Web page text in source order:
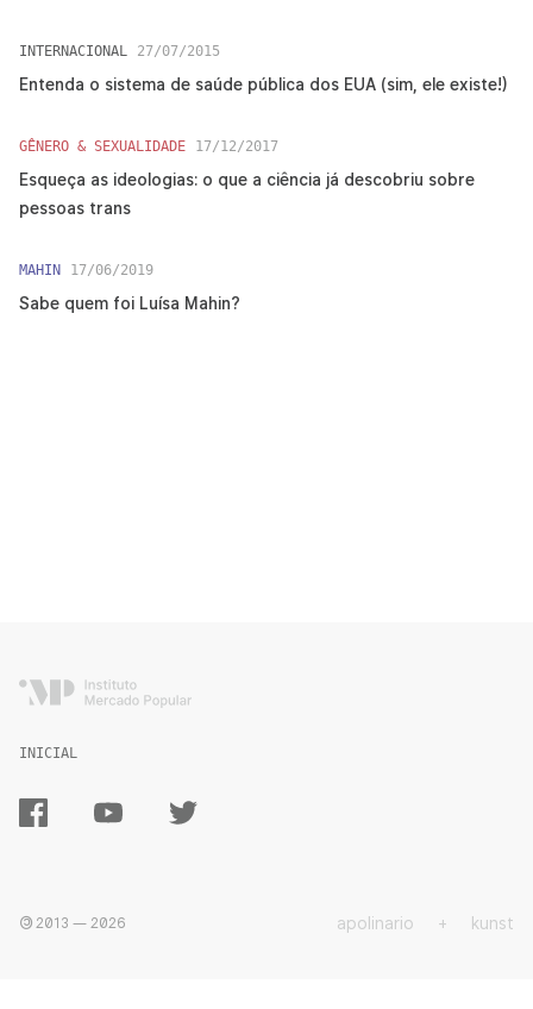
INTERNACIONAL 27/07/2015
Entenda o sistema de saúde pública dos EUA (sim, ele existe!)
GÊNERO & SEXUALIDADE 17/12/2017
Esqueça as ideologias: o que a ciência já descobriu sobre
pessoas trans
MAHIN 17/06/2019
Sabe quem foi Luísa Mahin?
INICIAL
2013 — 2026 apolinario + kunst